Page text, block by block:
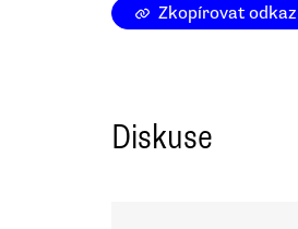
Zkopírovat odkaz
Diskuse